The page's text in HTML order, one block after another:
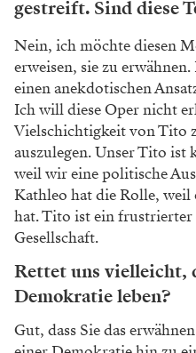
gestreift. Sind diese
Nein, ich möchte diesen
erweisen, sie zu
einen anekdotischen
Ich will diese Oper nicht
Vielschichtigkeit vonTito
auszulegen. Unser Tito ist
weil wir einepolitische
Kathleo hatdie Rolle, weil
hat.Tito ist ein
Gesellschaft.
Rettet uns vielleicht,
Demokratie leben?
Gut, dass Sie das